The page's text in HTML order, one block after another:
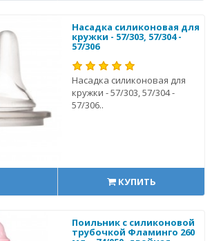
Насадка силиконовая для
кружки - 57/303, 57/304 -
57/306
Насадка силиконовая для
кружки - 57/303, 57/304 -
57/306..
КУПИТЬ
Поильник с силиконовой
трубочкой Фламинго 260